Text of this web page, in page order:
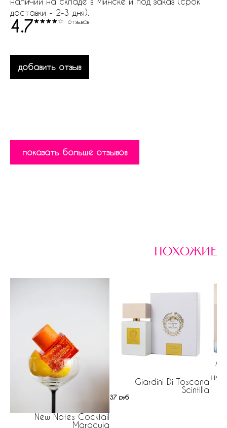
доставки - 2-3 дня).
4.7 отзывов
добавить отзыв
показать больше отзывов
похожие
New Notes Cocktail
Maracuja
Giardini Di Toscana
Scintilla
37 руб
1194